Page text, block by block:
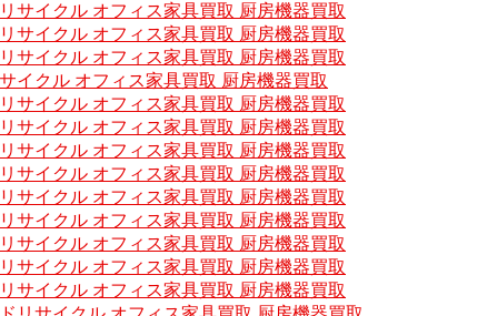
サイクル オフィス家具買取 厨房機器買取
サイクル オフィス家具買取 厨房機器買取
サイクル オフィス家具買取 厨房機器買取
イクル オフィス家具買取 厨房機器買取
サイクル オフィス家具買取 厨房機器買取
サイクル オフィス家具買取 厨房機器買取
サイクル オフィス家具買取 厨房機器買取
サイクル オフィス家具買取 厨房機器買取
サイクル オフィス家具買取 厨房機器買取
サイクル オフィス家具買取 厨房機器買取
サイクル オフィス家具買取 厨房機器買取
サイクル オフィス家具買取 厨房機器買取
サイクル オフィス家具買取 厨房機器買取